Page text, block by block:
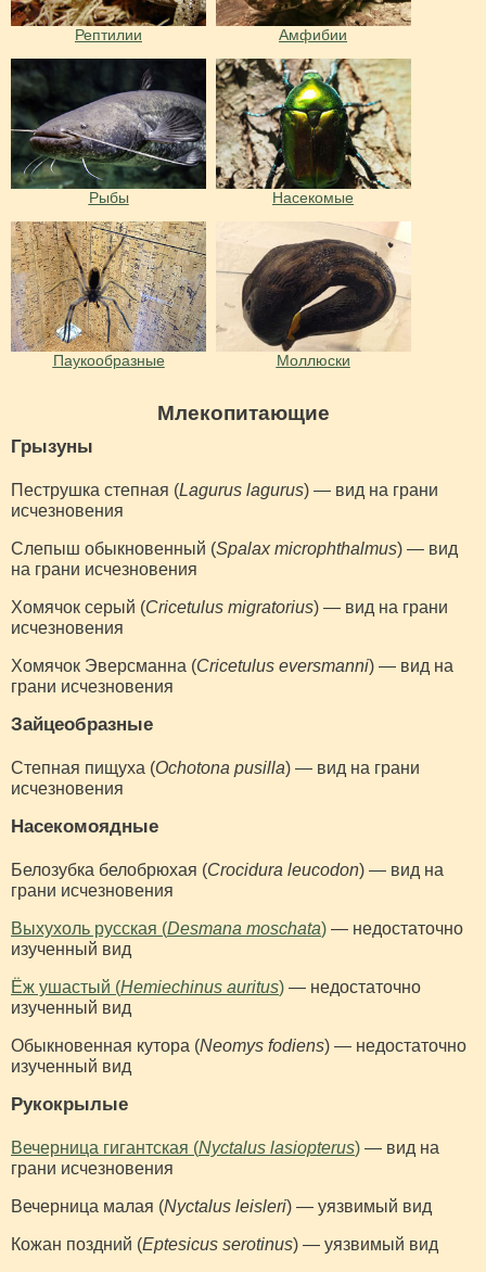
Рептилии Амфибии
Рыбы Насекомые
Паукообразные Моллюски
Млекопитающие
Грызуны
Пеструшка степная (Lagurus lagurus) — вид на грани
исчезновения
Слепыш обыкновенный (Spalax microphthalmus) — вид
на грани исчезновения
Хомячок серый (Cricetulus migratorius) — вид на грани
исчезновения
Хомячок Эверсманна (Cricetulus eversmanni) — вид на
грани исчезновения
Зайцеобразные
Степная пищуха (Ochotona pusilla) — вид на грани
исчезновения
Насекомоядные
Белозубка белобрюхая (Crocidura leucodon) — вид на
грани исчезновения
Выхухоль русская (Desmana moschata) — недостаточно
изученный вид
Ёж ушастый (Hemiechinus auritus) — недостаточно
изученный вид
Обыкновенная кутора (Neomys fodiens) — недостаточно
изученный вид
Рукокрылые
Вечерница гигантская (Nyctalus lasiopterus) — вид на
грани исчезновения
Вечерница малая (Nyctalus leisleri) — уязвимый вид
Кожан поздний (Eptesicus serotinus) — уязвимый вид